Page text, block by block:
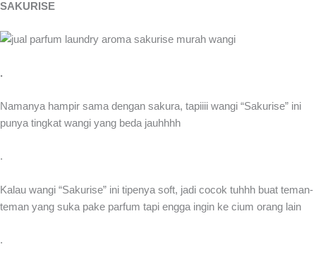
SAKURISE
.
Namanya hampir sama dengan sakura, tapiiii wangi “Sakurise” ini
punya tingkat wangi yang beda jauhhhh
.
Kalau wangi “Sakurise” ini tipenya soft, jadi cocok tuhhh buat teman-
teman yang suka pake parfum tapi engga ingin ke cium orang lain
.